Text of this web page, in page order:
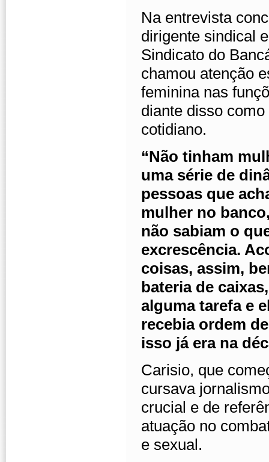
Na entrevista
dirigente sindical
Sindicato do
chamou atenção
feminina nas
diante disso
cotidiano.
“Não tinham
uma série de
pessoas que
mulher no
não sabiam o
excrescência.
coisas, assim,
bateria de
alguma tarefa e
recebia ordem
isso já era na
Carisio, que
cursava
crucial e de
atuação no
e sexual.